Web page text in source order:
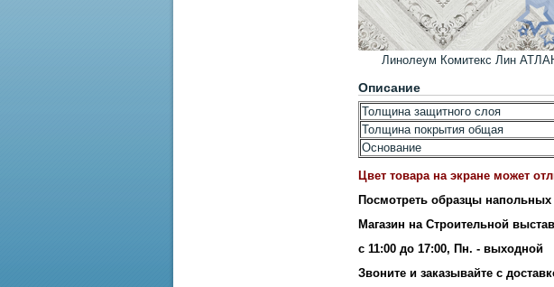
Линолеум Комитекс Лин
Описание
Толщина защитного слоя
Толщина покрытия общая
Основание
Цвет товара на экране может
Посмотреть образцы
Магазин на Строительной
с 11:00 до 17:00, Пн. - выходной
Звоните и заказывайте с